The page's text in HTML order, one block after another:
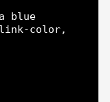
blue
color,